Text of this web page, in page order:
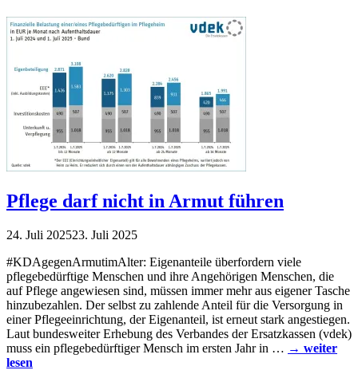
Pflege darf nicht in Armut führen
24. Juli 202523. Juli 2025
#KDAgegenArmutimAlter: Eigenanteile überfordern viele
pflegebedürftige Menschen und ihre Angehörigen Menschen, die
auf Pflege angewiesen sind, müssen immer mehr aus eigener Tasche
hinzubezahlen. Der selbst zu zahlende Anteil für die Versorgung in
einer Pflegeeinrichtung, der Eigenanteil, ist erneut stark angestiegen.
Laut bundesweiter Erhebung des Verbandes der Ersatzkassen (vdek)
muss ein pflegebedürftiger Mensch im ersten Jahr in … → weiter
lesen